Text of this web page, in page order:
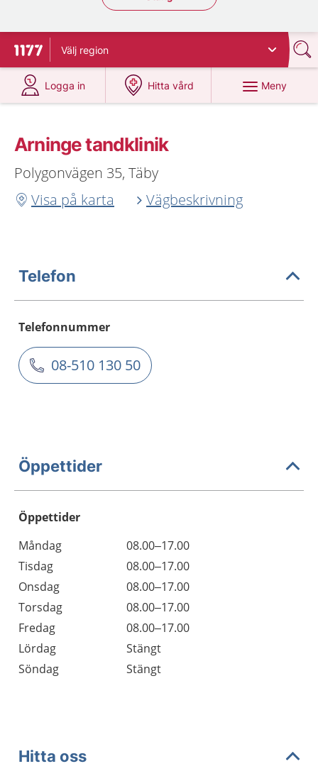
Till startsidan för 1177
Välj region
Logga in
på 1177.se
Hitta vård
på 1177.se
Meny
Arninge tandklinik
Polygonvägen 35, Täby
Visa på karta
Vägbeskrivning
Telefon
Telefonnummer
08-510 130 50
Öppettider
Öppettider
Dag
Öppettider
Kommentarer
Måndag
08.00–17.00
Tisdag
08.00–17.00
Onsdag
08.00–17.00
Torsdag
08.00–17.00
Fredag
08.00–17.00
Lördag
Stängt
Söndag
Stängt
Hitta oss